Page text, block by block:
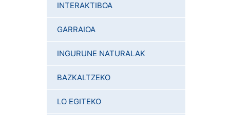
INTERAKTIBOA
GARRAIOA
INGURUNE NATURALAK
BAZKALTZEKO
LO EGITEKO